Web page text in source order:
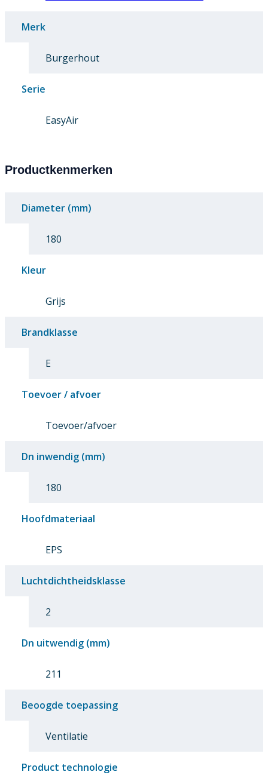
Merk
Burgerhout
Serie
EasyAir
Productkenmerken
Diameter (mm)
180
Kleur
Grijs
Brandklasse
E
Toevoer / afvoer
Toevoer/afvoer
Dn inwendig (mm)
180
Hoofdmateriaal
EPS
Luchtdichtheidsklasse
2
Dn uitwendig (mm)
211
Beoogde toepassing
Ventilatie
Product technologie